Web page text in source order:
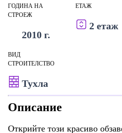
ГОДИНА НА
СТРОЕЖ
2010 г.
ЕТАЖ
2 етаж
ВИД
СТРОИТЕЛСТВО
Тухла
Описание
Открийте този красиво